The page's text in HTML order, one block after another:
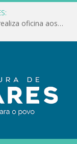
Conselho Municipal de Assistência Social realiza oficina aos servidores